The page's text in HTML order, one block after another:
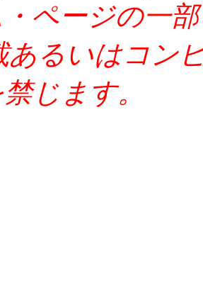
ページの一
あるいはコン
じます。